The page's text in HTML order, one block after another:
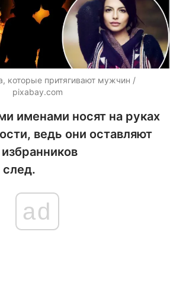
которые притягивают мужчин /
pixabay.com
именами носят на руках
ведь они оставляют
след.
ad